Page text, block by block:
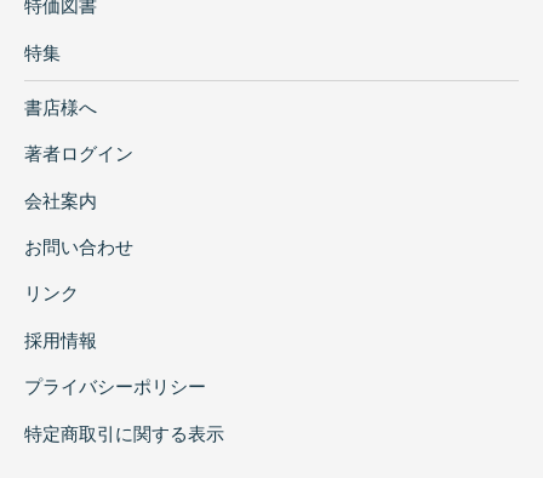
特価図書
特集
書店様へ
著者ログイン
会社案内
お問い合わせ
リンク
採用情報
プライバシーポリシー
特定商取引に関する表示